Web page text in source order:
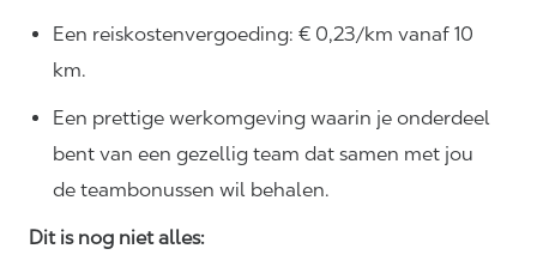
Een reiskostenvergoeding: € 0,23/km vanaf 10
km.
Een prettige werkomgeving waarin je onderdeel
bent van een gezellig team dat samen met jou
de teambonussen wil behalen.
Dit is nog niet alles: